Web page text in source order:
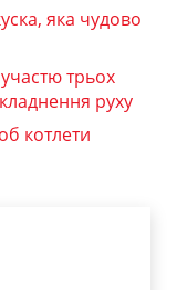
яка чудово
трьох
руху
котлети